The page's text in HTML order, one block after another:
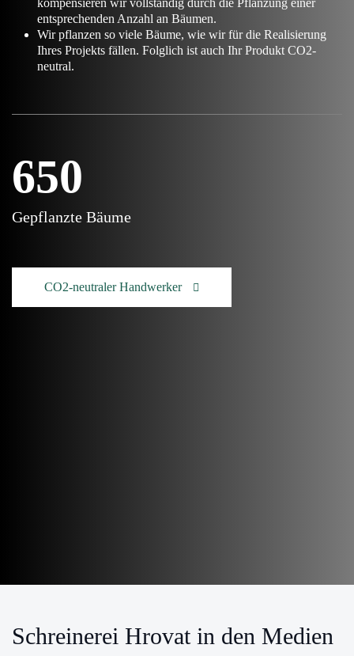
kompensieren wir vollständig durch die Pflanzung einer
entsprechenden Anzahl an Bäumen.
Wir pflanzen so viele Bäume, wie wir für die Realisierung
Ihres Projekts fällen. Folglich ist auch Ihr Produkt CO2-
neutral.
650
Gepflanzte Bäume
CO2-neutraler Handwerker
Schreinerei Hrovat in den Medien